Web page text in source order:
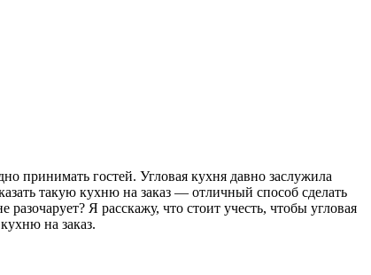
принимать гостей. Угловая кухня давно заслужила
такую кухню на заказ — отличный способ сделать
Я расскажу, что стоит учесть, чтобы угловая
на заказ.